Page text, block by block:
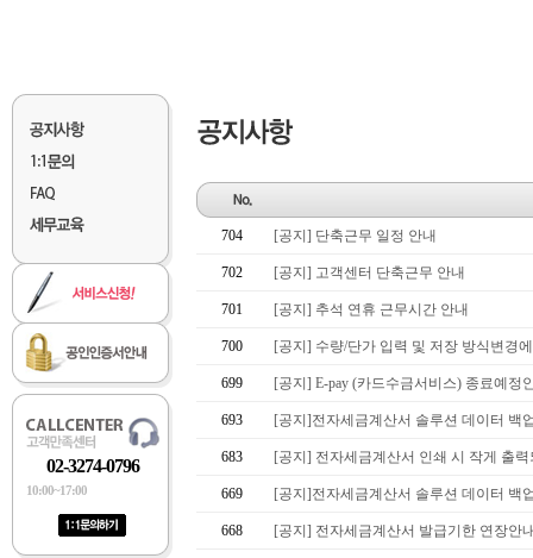
02-3274-0796
10:00~17:00
704 [공지] 단축근무 일정 안내
702 [공지] 고객센터 단축근무 안내
701 [공지] 추석 연휴 근무시간 안내
700 [공지] 수량/단가 입력 및 저장 방식변경
699 [공지] E-pay (카드수금서비스) 종료예정
693 [공지]전자세금계산서 솔루션 데이터 백
683 [공지] 전자세금계산서 인쇄 시 작게 출
669 [공지]전자세금계산서 솔루션 데이터 백
668 [공지] 전자세금계산서 발급기한 연장안